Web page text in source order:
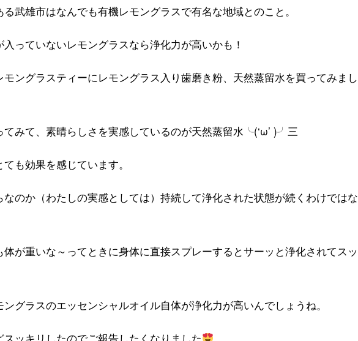
武雄市はなんでも有機レモングラスで有名な地域とのこと。
っていないレモングラスなら浄化力が高いかも！
モングラスティーにレモングラス入り歯磨き粉、天然蒸留水を買ってみまし
てみて、素晴らしさを実感しているのが天然蒸留水╰(‘ω’ )╯三
も効果を感じています。
なのか（わたしの実感としては）持続して浄化された状態が続くわけではな
体が重いな～ってときに身体に直接スプレーするとサーッと浄化されてスッ
グラスのエッセンシャルオイル自体が浄化力が高いんでしょうね。
ッキリしたのでご報告したくなりました